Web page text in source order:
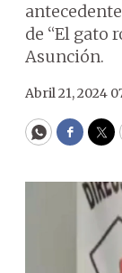
de “El gato
Asunción.
Abril 21, 2024
WhatsApp